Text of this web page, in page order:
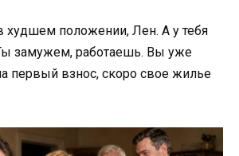
худшем положении, Лен. А у тебя
замужем, работаешь. Вы уже
первый взнос, скоро свое жилье